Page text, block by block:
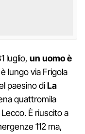
luglio, un uomo è
lungo via Frigola
paesino diLa
quattromila
È riuscito a
112 ma,